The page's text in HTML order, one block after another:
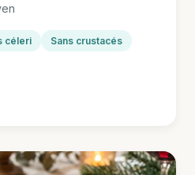
céleri
Sans crustacés